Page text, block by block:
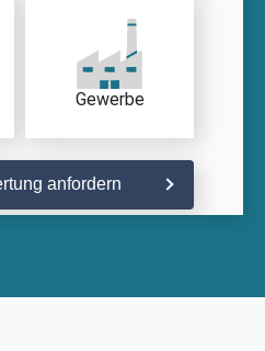
Gewerbe
anfordern